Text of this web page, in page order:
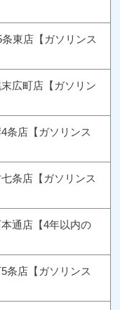
東店【ガソリンス
広町店【ガソリン
条店【ガソリンス
条店【ガソリンス
通店【4年以内の
条店【ガソリンス